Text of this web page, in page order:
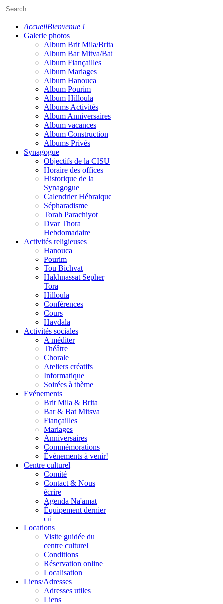
AccueilBienvenue !
Galerie photos
Album Brit Mila/Brita
Album Bar Mitva/Bat
Album Fiançailles
Album Mariages
Album Hanouca
Album Pourim
Album Hilloula
Albums Activités
Album Anniversaires
Album vacances
Album Construction
Albums Privés
Synagogue
Objectifs de la CISU
Horaire des offices
Historique de la
Synagogue
Calendrier Hébraique
Sépharadisme
Torah Parachiyot
Dvar Thora
Hebdomadaire
Activités religieuses
Hanouca
Pourim
Tou Bichvat
Hakhnassat Sepher
Tora
Hilloula
Conférences
Cours
Havdala
Activités sociales
A méditer
Théâtre
Chorale
Ateliers créatifs
Informatique
Soirées à thème
Evénements
Brit Mila & Brita
Bar & Bat Mitsva
Fiançailles
Mariages
Anniversaires
Commémorations
Événements à venir!
Centre culturel
Comité
Contact & Nous
écrire
Agenda Na'amat
Équipement dernier
cri
Locations
Visite guidée du
centre culturel
Conditions
Réservation online
Localisation
Liens/Adresses
Adresses utiles
Liens